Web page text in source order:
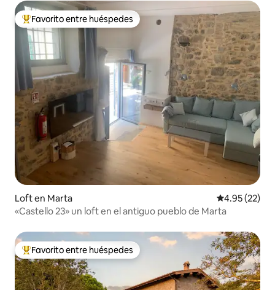
De los mejores en Favorito entre huéspedes
Favorito entre huéspedes
Loft en Marta Calificación
4.95 (22)
«Castello 23» un loft en el antiguo pueblo de Marta
De los mejores en Favorito entre huéspedes
Favorito entre huéspedes